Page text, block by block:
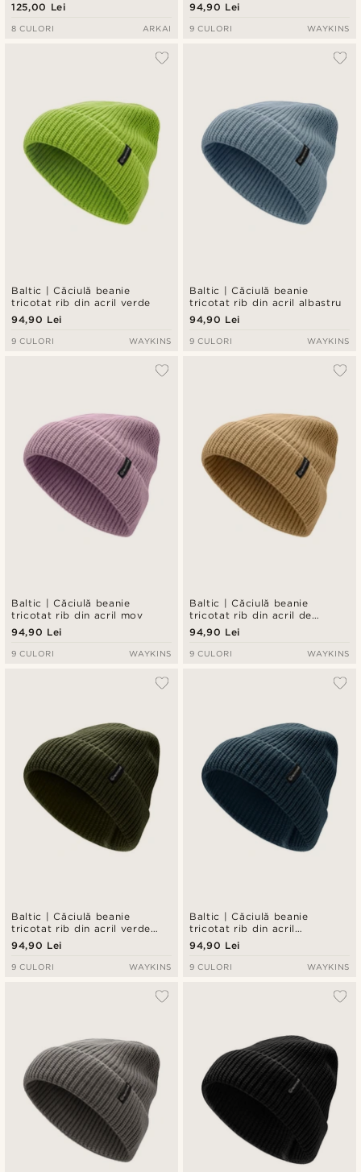
125,00 Lei
8 CULORI ARKAI
94,90 Lei
9 CULORI WAYKINS
Baltic | Căciulă beanie
tricotat rib din acril verde
94,90 Lei
9 CULORI WAYKINS
Baltic | Căciulă beanie
tricotat rib din acril albastru
94,90 Lei
9 CULORI WAYKINS
Baltic | Căciulă beanie
tricotat rib din acril mov
94,90 Lei
9 CULORI WAYKINS
Baltic | Căciulă beanie
tricotat rib din acril de
culoarea nisipului
94,90 Lei
9 CULORI WAYKINS
Baltic | Căciulă beanie
tricotat rib din acril verde
măsliniu
94,90 Lei
9 CULORI WAYKINS
Baltic | Căciulă beanie
tricotat rib din acril
bleumarin
94,90 Lei
9 CULORI WAYKINS